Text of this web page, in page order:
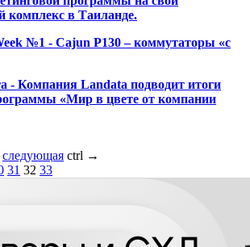
комплекс в Таиланде.
№1 - Cajun P130 – коммутаторы «с
- Компания Landata подводит итоги
«Мир в цвете от компании
следующая ctrl →
31 32 33